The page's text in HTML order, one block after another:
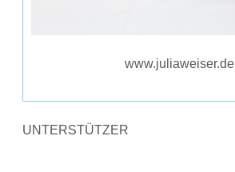
www.juliaweiser.de
UNTERSTÜTZER